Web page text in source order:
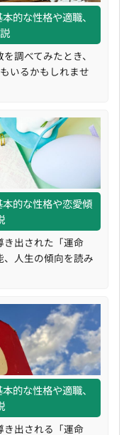
的な性格や適職、
調べてみたとき、
いるかもしれませ
的な性格や恋愛傾
出された「運命
人生の傾向を読み
的な性格や適職、
出される「運命